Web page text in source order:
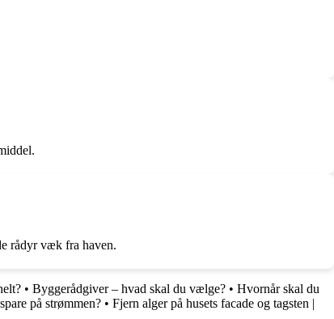
rådyr væk fra haven.
• Byggerådgiver – hvad skal du vælge? • Hvornår skal du
på strømmen? • Fjern alger på husets facade og tagsten |